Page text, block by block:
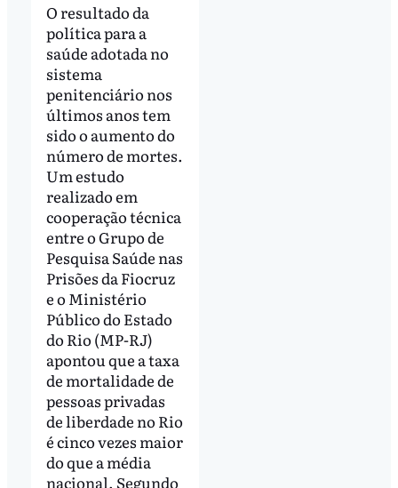
O resultado da
política para a
saúde adotada no
sistema
penitenciário nos
últimos anos tem
sido o aumento do
número de mortes.
Um estudo
realizado em
cooperação técnica
entre o Grupo de
Pesquisa Saúde nas
Prisões da Fiocruz
e o Ministério
Público do Estado
do Rio (MP-RJ)
apontou que a taxa
de mortalidade de
pessoas privadas
de liberdade no Rio
é cinco vezes maior
do que a média
nacional. Segundo